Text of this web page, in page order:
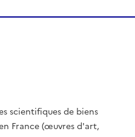
scientifiques de biens
France (œuvres d'art,